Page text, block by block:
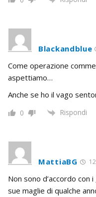
Blackandblue
Come operazione
aspettiamo…
Anche se ho il vago
0 Rispondi
MattiaBG
Non sono d’accordo con
sue maglie di qualche